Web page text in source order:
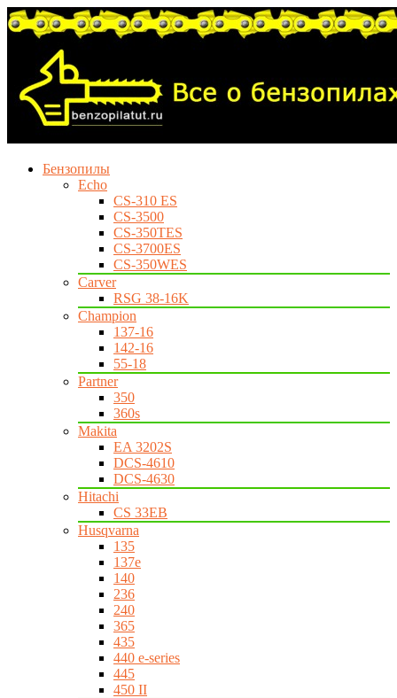
Бензопилы
Echo
CS-310 ES
CS-3500
CS-350TES
CS-3700ES
CS-350WES
Carver
RSG 38-16K
Champion
137-16
142-16
55-18
Partner
350
360s
Makita
EA 3202S
DCS-4610
DCS-4630
Hitachi
CS 33EB
Husqvarna
135
137e
140
236
240
365
435
440 e-series
445
450 II